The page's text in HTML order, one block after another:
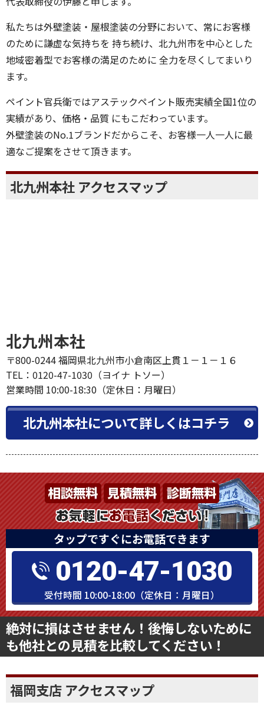
私たちは外壁塗装・屋根塗装の分野において、常にお客様
のために謙虚な気持ちを 持ち続け、北九州市を中心とした
地域密着型でお客様の満足のために 全力を尽くしてまいり
ます。
ペイント官兵衛ではアステックペイント販売実績全国1位の
実績があり、価格・品質 にもこだわっています。
外壁塗装のNo.1ブランドだからこそ、お客様一人一人に最
適なご提案をさせて頂きます。
北九州本社 アクセスマップ
北九州本社
〒800-0244 福岡県北九州市小倉南区上貫１－１－１６
TEL：0120-47-1030（ヨイナ トソー）
営業時間 10:00-18:30（定休日：月曜日）
北九州本社について詳しくはコチラ
タップですぐにお電話できます
0120-47-1030
受付時間 10:00-18:00（定休日：月曜日）
絶対に損はさせません！後悔しないために
も他社との見積を比較してください！
福岡支店 アクセスマップ